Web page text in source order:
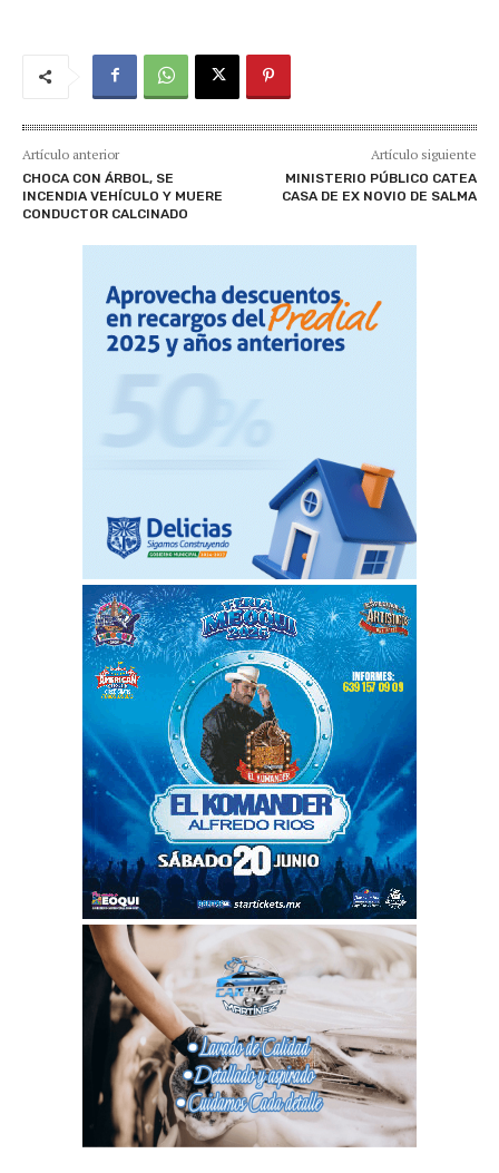
Artículo anterior
CHOCA CON ÁRBOL, SE
INCENDIA VEHÍCULO Y MUERE
CONDUCTOR CALCINADO
Artículo siguiente
MINISTERIO PÚBLICO CATEA
CASA DE EX NOVIO DE SALMA